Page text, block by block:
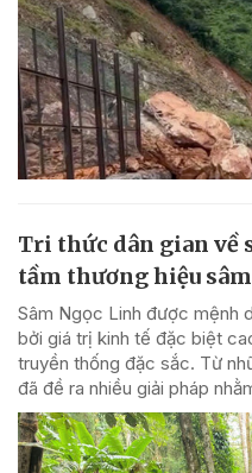
Tri thức dân gian về
tầm thương hiệu
Sâm Ngọc Linh được mệnh
bởi giá trị kinh tế đặc biệt
truyền thống đặc sắc. Từ
đã đề ra nhiều giải pháp